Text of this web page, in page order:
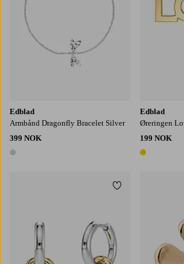
Edblad
Armbånd Dragonfly Bracelet Silver
399 NOK
1 farge
Edblad
Øreringen
199 NOK
1 farge
Legg til favoritter